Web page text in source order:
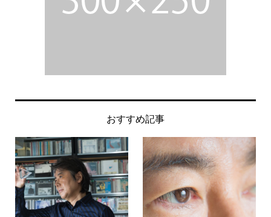
おすすめ記事